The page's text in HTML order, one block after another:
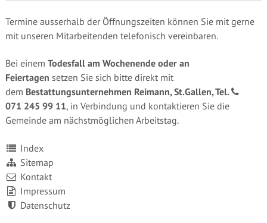
Termine ausserhalb der Öffnungszeiten können Sie mit gerne
mit unseren Mitarbeitenden telefonisch vereinbaren.
Bei einem Todesfall am Wochenende oder an
Feiertagen setzen Sie sich bitte direkt mit
dem Bestattungsunternehmen Reimann, St.Gallen, Tel.
071 245 99 11, in Verbindung und kontaktieren Sie die
Gemeinde am nächstmöglichen Arbeitstag.
Index
Sitemap
Kontakt
Impressum
Datenschutz